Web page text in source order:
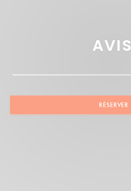
AVIS
RÉSERVER